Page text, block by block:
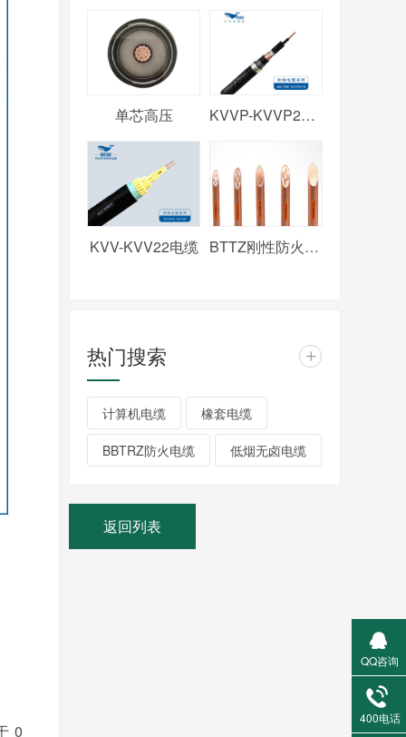
0
单芯高压 KVVP-KVVP2电缆
KVV-KVV22电缆 BTTZ刚性防火电缆
热门搜索 +
计算机电缆 橡套电缆
BBTRZ防火电缆 低烟无卤电缆
返回列表
QQ咨询
400电话